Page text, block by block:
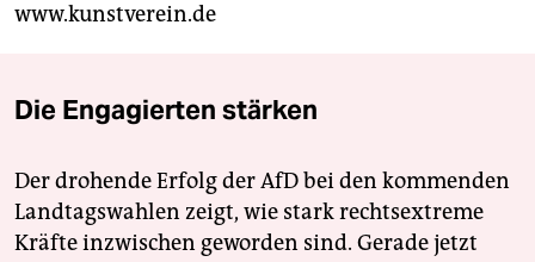
www.kunstverein.de
Die Engagierten stärken
Der drohende Erfolg der AfD bei den kommenden
Landtagswahlen zeigt, wie stark rechtsextreme
Kräfte inzwischen geworden sind. Gerade jetzt